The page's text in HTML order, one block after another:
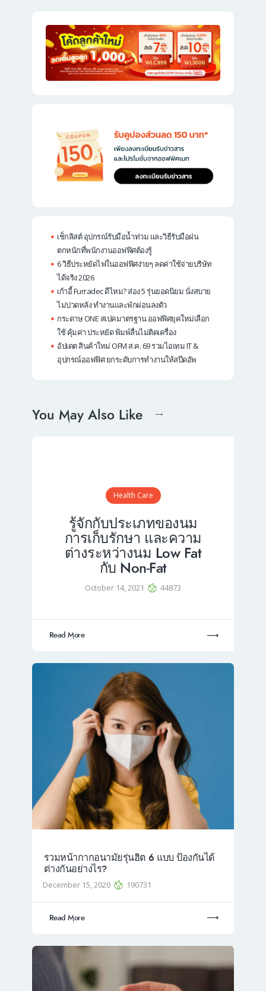
เช็กลิสต์ อุปกรณ์รับมือน้ำท่วม และวิธีรับมือฝน
ตกหนักที่พนักงานออฟฟิศต้องรู้
6 วิธีประหยัดไฟในออฟฟิศง่ายๆ ลดค่าใช้จ่ายบริษัท
ได้จริง 2026
เก้าอี้ Furradec ดีไหม? ส่อง 5 รุ่นยอดนิยม นั่งสบาย
ไม่ปวดหลัง ทำงานและพักผ่อนลงตัว
กระดาษ ONE สเปคมาตรฐาน ออฟฟิศยุคใหม่เลือก
ใช้ คุ้มค่า ประหยัด พิมพ์ลื่นไม่ติดเครื่อง
อัปเดต สินค้าใหม่ OFM ส.ค. 69 รวมไอเทม IT &
อุปกรณ์ออฟฟิศ ยกระดับการทำงานให้สปีดอัพ
You May Also Like
Health Care
รู้จักกับประเภทของนม
การเก็บรักษา และความ
ต่างระหว่างนม Low Fat
กับ Non-Fat
October 14, 2021 44873
Read More
รวมหน้ากากอนามัยรุ่นฮิต 6 แบบ ป้องกันได้
ต่างกันอย่างไร?
December 15, 2020 190731
Read More